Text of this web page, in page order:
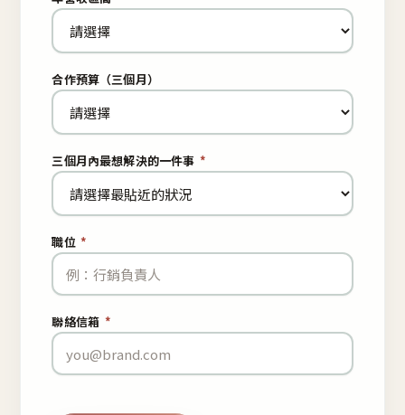
合作預算（三個月）
三個月內最想解決的一件事 *
職位 *
聯絡信箱 *